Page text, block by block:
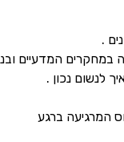
.
המדעיים
המרגיעה ברגע